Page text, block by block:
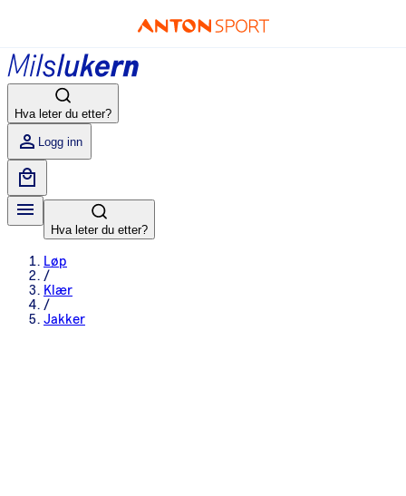
Hva leter du etter?
Logg inn
Hva leter du etter?
Løp
/
Klær
/
Jakker